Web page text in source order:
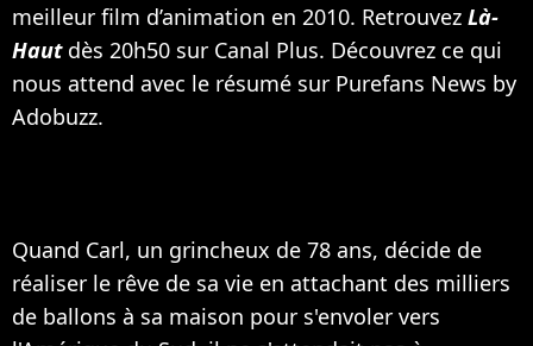
meilleur film d’animation en 2010. Retrouvez Là-
Hautdès 20h50 sur Canal Plus. Découvrez ce qui
nous attend avec le résumé sur Purefans News by
Adobuzz.
Quand Carl, un grincheux de 78 ans, décide de
réaliser le rêve de sa vie en attachant des milliers
de ballons à sa maison pour s'envoler vers